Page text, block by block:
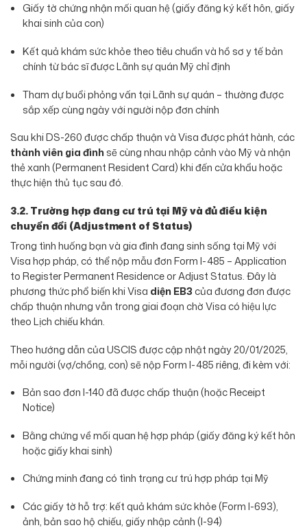
Giấy tờ chứng nhận mối quan hệ (giấy đăng ký kết hôn, giấy
khai sinh của con)
Kết quả khám sức khỏe theo tiêu chuẩn và hồ sơ y tế bản
chính từ bác sĩ được Lãnh sự quán Mỹ chỉ định
Tham dự buổi phỏng vấn tại Lãnh sự quán – thường được
sắp xếp cùng ngày với người nộp đơn chính
Sau khi DS-260 được chấp thuận và Visa được phát hành, các
thành viên gia đìnhsẽ cùng nhau nhập cảnh vào Mỹ và nhận
thẻ xanh (Permanent Resident Card) khi đến cửa khẩu hoặc
thực hiện thủ tục sau đó.
3.2. Trường hợp đang cư trú tại Mỹ và đủ điều kiện
chuyển đổi (Adjustment of Status)
Trong tình huống bạn và gia đình đang sinh sống tại Mỹ với
Visa hợp pháp, có thể nộp mẫu đơn Form I-485 – Application
to Register Permanent Residence or Adjust Status. Đây là
phương thức phổ biến khi Visa diện EB3 của đương đơn được
chấp thuận nhưng vẫn trong giai đoạn chờ Visa có hiệu lực
theo Lịch chiếu khán.
Theo hướng dẫn của USCIS được cập nhật ngày 20/01/2025,
mỗi người (vợ/chồng, con) sẽ nộp Form I-485 riêng, đi kèm với:
Bản sao đơn I-140 đã được chấp thuận (hoặc Receipt
Notice)
Bằng chứng về mối quan hệ hợp pháp (giấy đăng ký kết hôn
hoặc giấy khai sinh)
Chứng minh đang có tình trạng cư trú hợp pháp tại Mỹ
Các giấy tờ hỗ trợ: kết quả khám sức khỏe (Form I-693),
ảnh, bản sao hộ chiếu, giấy nhập cảnh (I-94)